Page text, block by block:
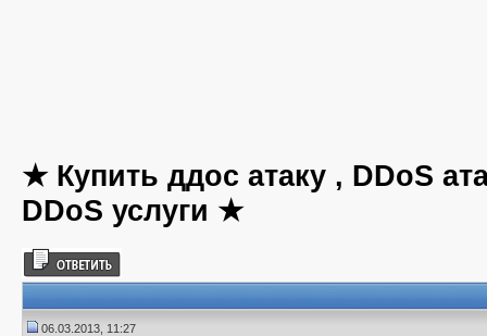
★ Купить ддос атаку , DDoS
DDoS услуги ★
06.03.2013, 11:27